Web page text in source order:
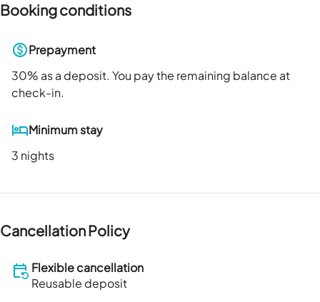
Booking conditions
Prepayment
30% as a deposit. You pay the remaining balance at
check-in.
Minimum stay
3 nights
Cancellation Policy
Flexible cancellation
Reusable deposit